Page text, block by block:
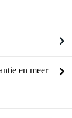
en meer